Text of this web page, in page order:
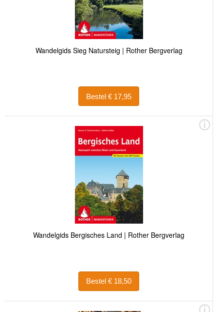
Wandelgids Sieg Natursteig | Rother Bergverlag
Bestel € 17,95
Wandelgids Bergisches Land | Rother Bergverlag
Bestel € 18,50